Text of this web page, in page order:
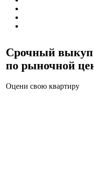
Срочный
по рыночной
Оцени свою квартиру